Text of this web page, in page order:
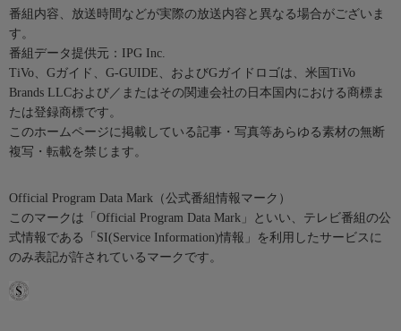
番組内容、放送時間などが実際の放送内容と異なる場合がございま
す。
番組データ提供元：IPG Inc.
TiVo、Gガイド、G-GUIDE、およびGガイドロゴは、米国TiVo
Brands LLCおよび／またはその関連会社の日本国内における商標ま
たは登録商標です。
このホームページに掲載している記事・写真等あらゆる素材の無断
複写・転載を禁じます。
Official Program Data Mark（公式番組情報マーク）
このマークは「Official Program Data Mark」といい、テレビ番組の公
式情報である「SI(Service Information)情報」を利用したサービスに
のみ表記が許されているマークです。